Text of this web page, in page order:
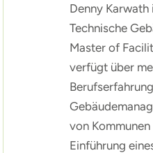
Denny
Technische
Master of
verfügt über
von
Einführung